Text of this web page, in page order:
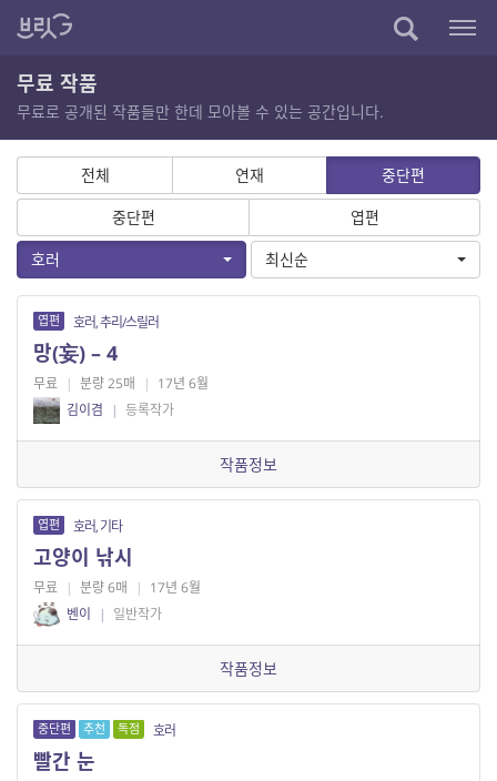
무료 작품
무료로 공개된 작품들만 한데 모아볼 수 있는 공간입니다.
전체 연재
중단편
중단편
엽편
호러
최신순
엽편 호러, 추리/스릴러
망(妄) – 4
무료 | 분량 25매 | 17년 6월
김이겸
| 등록작가
작품정보
엽편 호러, 기타
고양이 낚시
무료 | 분량 6매 | 17년 6월
벤이
| 일반작가
작품정보
중단편 추천 독점 호러
빨간 눈